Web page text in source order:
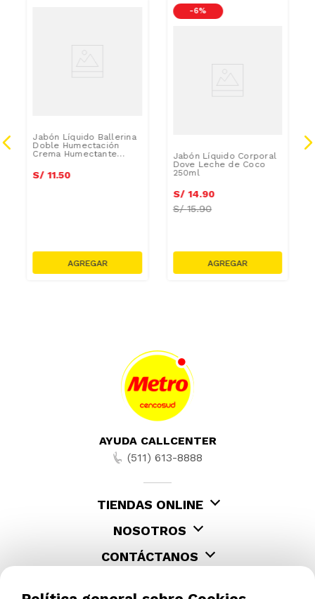
Jabón Líquido Ballerina
Doble Humectación
Crema Humectante
S/ 11.50
-6 %
Jabón Líquido Corporal
Dove Leche de Coco
250ml
S/ 14.90
S/15.90
AYUDA CALLCENTER
(511) 613-8888
TIENDAS ONLINE
NOSOTROS
CONTÁCTANOS